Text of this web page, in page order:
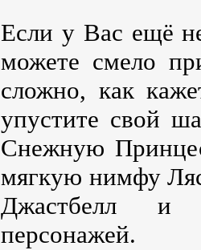
Если у Вас ещё
можете смело
сложно, как
упустите свой
Снежную
мягкую нимфу
Джастбелл и
персонажей.